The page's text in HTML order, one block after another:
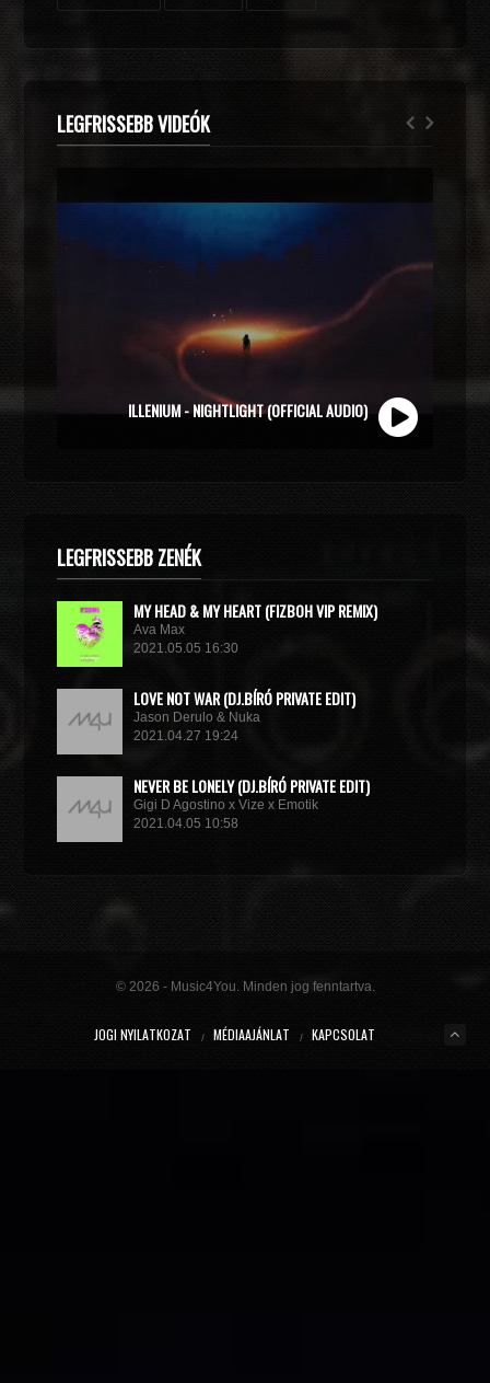
LEGFRISSEBB VIDEÓK
ZOLI VEKONY X CALIDORA - MINDIG NYÁR (OFFICIAL
MUSIC VIDEO)
LEGFRISSEBB ZENÉK
MY HEAD & MY HEART (FIZBOH VIP REMIX)
Ava Max
2021.05.05 16:30
LOVE NOT WAR (DJ.BÍRÓ PRIVATE EDIT)
Jason Derulo & Nuka
2021.04.27 19:24
NEVER BE LONELY (DJ.BÍRÓ PRIVATE EDIT)
Gigi D Agostino x Vize x Emotik
2021.04.05 10:58
GET IN TROUBLE (SO WHAT) (DJ.BÍRÓ PRIVATE EDIT)
Dimitri Vegas & Like Mike x Vini Vici
Willcox
KUNG FU (EXTENDED MIX)
© 2026 - Music4You. Minden jog fenntartva.
JOGI NYILATKOZAT MÉDIAAJÁNLAT KAPCSOLAT